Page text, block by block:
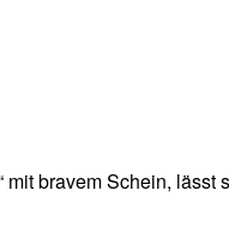
mit bravem Schein, lässt